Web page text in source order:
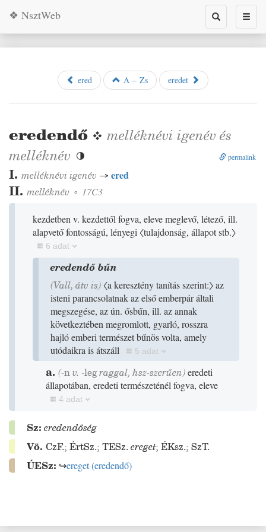
Toggle
search
❖ NsztWeb
ered A – Zs eredet
eredendő ❖ melléknévi igenév és
melléknév  permalink
I. melléknévi igenév → ered
II. melléknév ◦ 17C3
kezdetben v. kezdettől fogva, eleve meglevő, létező, ill.
alapvető fontosságú, lényegi 〈tulajdonság, állapot stb.〉
6 adat
eredendő bűn
(Vall, átv is)〈a keresztény tanítás szerint:〉az
isteni parancsolatnak az első emberpár általi
megszegése, az ún. ősbűn, ill. az annak
következtében megromlott, gyarló, rosszra
hajló emberi természet bűnös volta, amely
utódaikra is átszáll
5 adat
a. (-nv. -legraggal, hsz-szerűen)eredeti
állapotában, eredeti természeténél fogva, eleve
4 adat
Sz: eredendőség
Vö. CzF.; ÉrtSz.; TESz. ereget; ÉKsz.; SzT.
ÚESz: ↪ereget(eredendő)